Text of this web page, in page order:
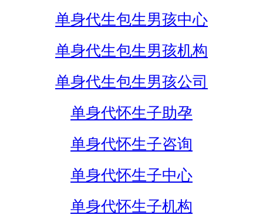
单身代生包生男孩中心
单身代生包生男孩机构
单身代生包生男孩公司
单身代怀生子助孕
单身代怀生子咨询
单身代怀生子中心
单身代怀生子机构